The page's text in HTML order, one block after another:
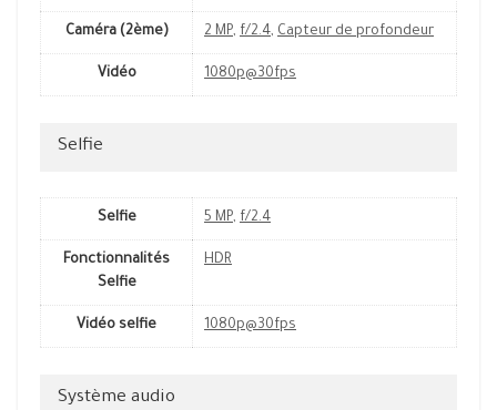
Caméra (2ème) 2 MP, f/2.4, Capteur de profondeur
Vidéo 1080p@30fps
Selfie
Selfie 5 MP, f/2.4
Fonctionnalités
Selfie
HDR
Vidéo selfie 1080p@30fps
Système audio